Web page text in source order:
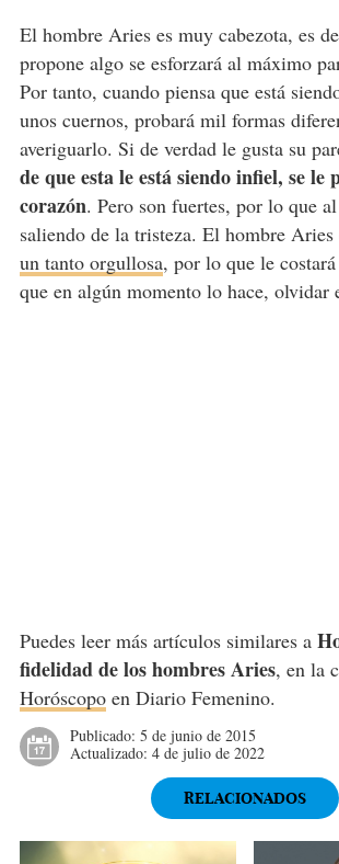
El hombre Aries es muy cabezota, es
propone algo se esforzará al máximo
Por tanto, cuando piensa que está
unos cuernos, probará mil formas
averiguarlo. Si de verdad le gusta su
de que esta le está siendo infiel, se le
corazón. Pero son fuertes, por lo que
saliendo de la tristeza. El hombre Aries
un tanto orgullosa, por lo que le
que en algún momento lo hace, olvidar
Puedes leer más artículos similares a
fidelidad de los hombres Aries, en la
Horóscopoen Diario Femenino.
Publicado: 5 de junio de 2015
Actualizado: 4 de julio de 2022
RELACIONADOS